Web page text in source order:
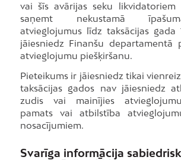
vai šīs avārijas seku likvidatoriem
saņemt nekustamā
atvieglojumus līdz taksācijas gada
jāiesniedz Finanšu departamentā
atvieglojumu piešķiršanu.
Pieteikums ir jāiesniedz tikai
taksācijas gados nav jāiesniedz
zudis vai mainījies
pamats vai atbilstība
nosacījumiem.
Svarīga informācija